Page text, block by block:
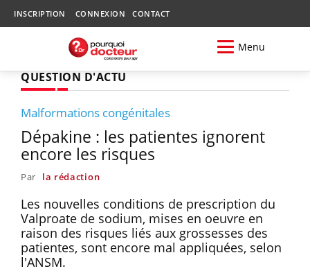
INSCRIPTION CONNEXION CONTACT
Menu
QUESTION D'ACTU
Malformations congénitales
Dépakine : les patientes ignorent
encore les risques
Par la rédaction
Les nouvelles conditions de prescription du
Valproate de sodium, mises en oeuvre en
raison des risques liés aux grossesses des
patientes, sont encore mal appliquées, selon
l'ANSM.